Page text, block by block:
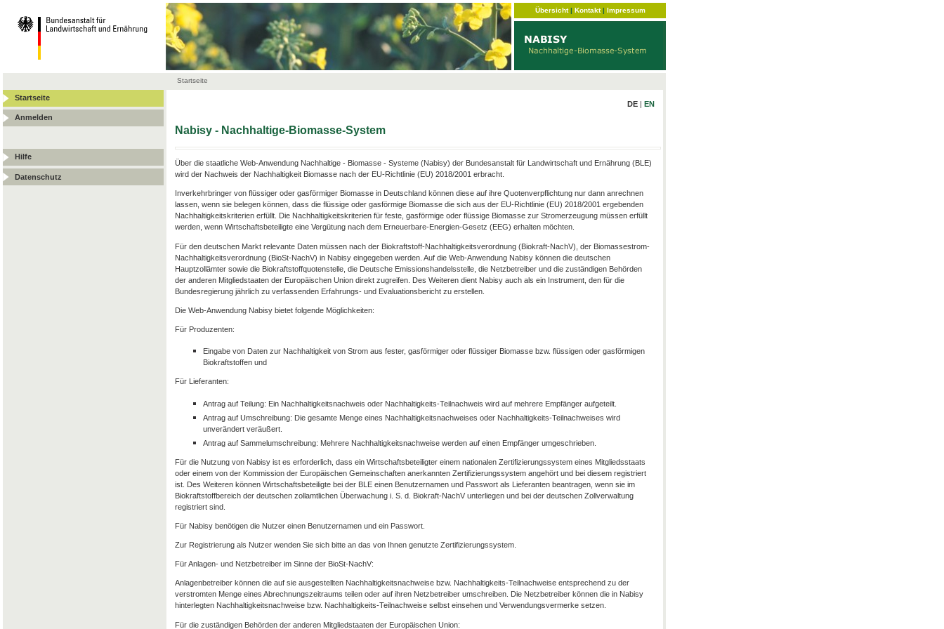
Übersicht| Kontakt| Impressum
Startseite
Startseite
Anmelden
Hilfe
Datenschutz
DE |EN
Nabisy - Nachhaltige-Biomasse-System
Über die staatliche Web-Anwendung Nachhaltige - Biomasse - Systeme (Nabisy) der Bundesanstalt für Landwirtschaft und Ernährung (BLE)
wird der Nachweis der Nachhaltigkeit Biomasse nach der EU-Richtlinie (EU) 2018/2001 erbracht.
Inverkehrbringer von flüssiger oder gasförmiger Biomasse in Deutschland können diese auf ihre Quotenverpflichtung nur dann anrechnen
lassen, wenn sie belegen können, dass die flüssige oder gasförmige Biomasse die sich aus der EU-Richtlinie (EU) 2018/2001 ergebenden
Nachhaltigkeitskriterien erfüllt. Die Nachhaltigkeitskriterien für feste, gasförmige oder flüssige Biomasse zur Stromerzeugung müssen erfüllt
werden, wenn Wirtschaftsbeteiligte eine Vergütung nach dem Erneuerbare-Energien-Gesetz (EEG) erhalten möchten.
Für den deutschen Markt relevante Daten müssen nach der Biokraftstoff-Nachhaltigkeitsverordnung (Biokraft-NachV), der Biomassestrom-
Nachhaltigkeitsverordnung (BioSt-NachV) in Nabisy eingegeben werden. Auf die Web-Anwendung Nabisy können die deutschen
Hauptzollämter sowie die Biokraftstoffquotenstelle, die Deutsche Emissionshandelsstelle, die Netzbetreiber und die zuständigen Behörden
der anderen Mitgliedstaaten der Europäischen Union direkt zugreifen. Des Weiteren dient Nabisy auch als ein Instrument, den für die
Bundesregierung jährlich zu verfassenden Erfahrungs- und Evaluationsbericht zu erstellen.
Die Web-Anwendung Nabisy bietet folgende Möglichkeiten:
Für Produzenten:
Eingabe von Daten zur Nachhaltigkeit von Strom aus fester, gasförmiger oder flüssiger Biomasse bzw. flüssigen oder gasförmigen
Biokraftstoffen und
Für Lieferanten:
Antrag auf Teilung: Ein Nachhaltigkeitsnachweis oder Nachhaltigkeits-Teilnachweis wird auf mehrere Empfänger aufgeteilt.
Antrag auf Umschreibung: Die gesamte Menge eines Nachhaltigkeitsnachweises oder Nachhaltigkeits-Teilnachweises wird
unverändert veräußert.
Antrag auf Sammelumschreibung: Mehrere Nachhaltigkeitsnachweise werden auf einen Empfänger umgeschrieben.
Für die Nutzung von Nabisy ist es erforderlich, dass ein Wirtschaftsbeteiligter einem nationalen Zertifizierungssystem eines Mitgliedsstaats
oder einem von der Kommission der Europäischen Gemeinschaften anerkannten Zertifizierungssystem angehört und bei diesem registriert
ist. Des Weiteren können Wirtschaftsbeteiligte bei der BLE einen Benutzernamen und Passwort als Lieferanten beantragen, wenn sie im
Biokraftstoffbereich der deutschen zollamtlichen Überwachung i. S. d. Biokraft-NachV unterliegen und bei der deutschen Zollverwaltung
registriert sind.
Für Nabisy benötigen die Nutzer einen Benutzernamen und ein Passwort.
Zur Registrierung als Nutzer wenden Sie sich bitte an das von Ihnen genutzte Zertifizierungssystem.
Für Anlagen- und Netzbetreiber im Sinne der BioSt-NachV:
Anlagenbetreiber können die auf sie ausgestellten Nachhaltigkeitsnachweise bzw. Nachhaltigkeits-Teilnachweise entsprechend zu der
verstromten Menge eines Abrechnungszeitraums teilen oder auf ihren Netzbetreiber umschreiben. Die Netzbetreiber können die in Nabisy
hinterlegten Nachhaltigkeitsnachweise bzw. Nachhaltigkeits-Teilnachweise selbst einsehen und Verwendungsvermerke setzen.
Für die zuständigen Behörden der anderen Mitgliedstaaten der Europäischen Union: